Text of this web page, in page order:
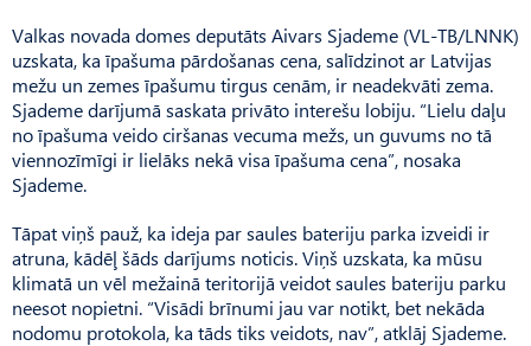
Valkas novada domes deputāts Aivars Sjademe (VL-TB/LNNK)
uzskata, ka īpašuma pārdošanas cena, salīdzinot ar Latvijas
mežu un zemes īpašumu tirgus cenām, ir neadekvāti zema.
Sjademe darījumā saskata privāto interešu lobiju. “Lielu daļu
no īpašuma veido ciršanas vecuma mežs, un guvums no tā
viennozīmīgi ir lielāks nekā visa īpašuma cena”, nosaka
Sjademe.
Tāpat viņš pauž, ka ideja par saules bateriju parka izveidi ir
atruna, kādēļ šāds darījums noticis. Viņš uzskata, ka mūsu
klimatā un vēl mežainā teritorijā veidot saules bateriju parku
neesot nopietni. “Visādi brīnumi jau var notikt, bet nekāda
nodomu protokola, ka tāds tiks veidots, nav”, atklāj Sjademe.